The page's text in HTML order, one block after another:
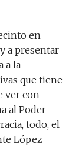
en
a presentar
a la
que tiene
ver con
al Poder
todo, el
López